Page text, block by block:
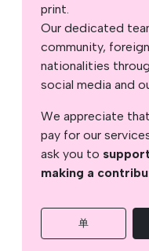
print.
Our dedicated
community,
nationalities
social media and
We appreciate
pay for our
ask you to
making a
单